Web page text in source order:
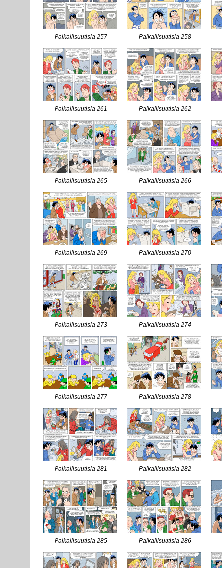
Paikallisuutisia 257 Paikallisuutisia 258
Paikallisuutisia 261 Paikallisuutisia 262
Paikallisuutisia 265 Paikallisuutisia 266
Paikallisuutisia 269 Paikallisuutisia 270
Paikallisuutisia 273 Paikallisuutisia 274
Paikallisuutisia 277 Paikallisuutisia 278
Paikallisuutisia 281 Paikallisuutisia 282
Paikallisuutisia 285 Paikallisuutisia 286